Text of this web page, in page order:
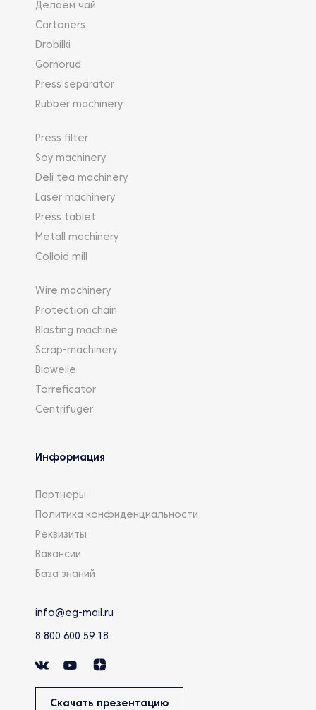
Делаем чай
Cartoners
Drobilki
Gornorud
Press separator
Rubber machinery
Press filter
Soy machinery
Deli tea machinery
Laser machinery
Press tablet
Metall machinery
Colloid mill
Wire machinery
Protection chain
Blasting machine
Scrap-machinery
Biowelle
Torreficator
Centrifuger
Информация
Партнеры
Политика конфиденциальности
Реквизиты
Вакансии
База знаний
info@eg-mail.ru
8 800 600 59 18
Скачать презентацию